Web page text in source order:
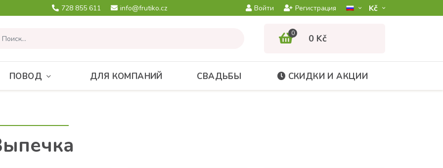
728 855 611 info@frutiko.cz Войти Регистрация Kč­
0 0 Kč
ПОВОД ДЛЯ КОМПАНИЙ СВАДЬБЫ СКИДКИ И АКЦИИ